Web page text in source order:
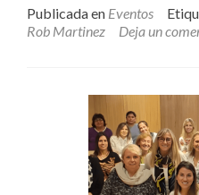
Publicada en Eventos
Rob Martinez
Deja un